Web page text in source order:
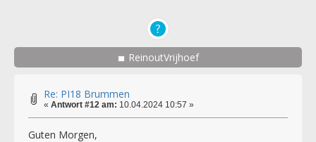
ReinoutVrijhoef
Re: PI18 Brummen
« Antwort #12 am: 10.04.2024 10:57 »
Guten Morgen,